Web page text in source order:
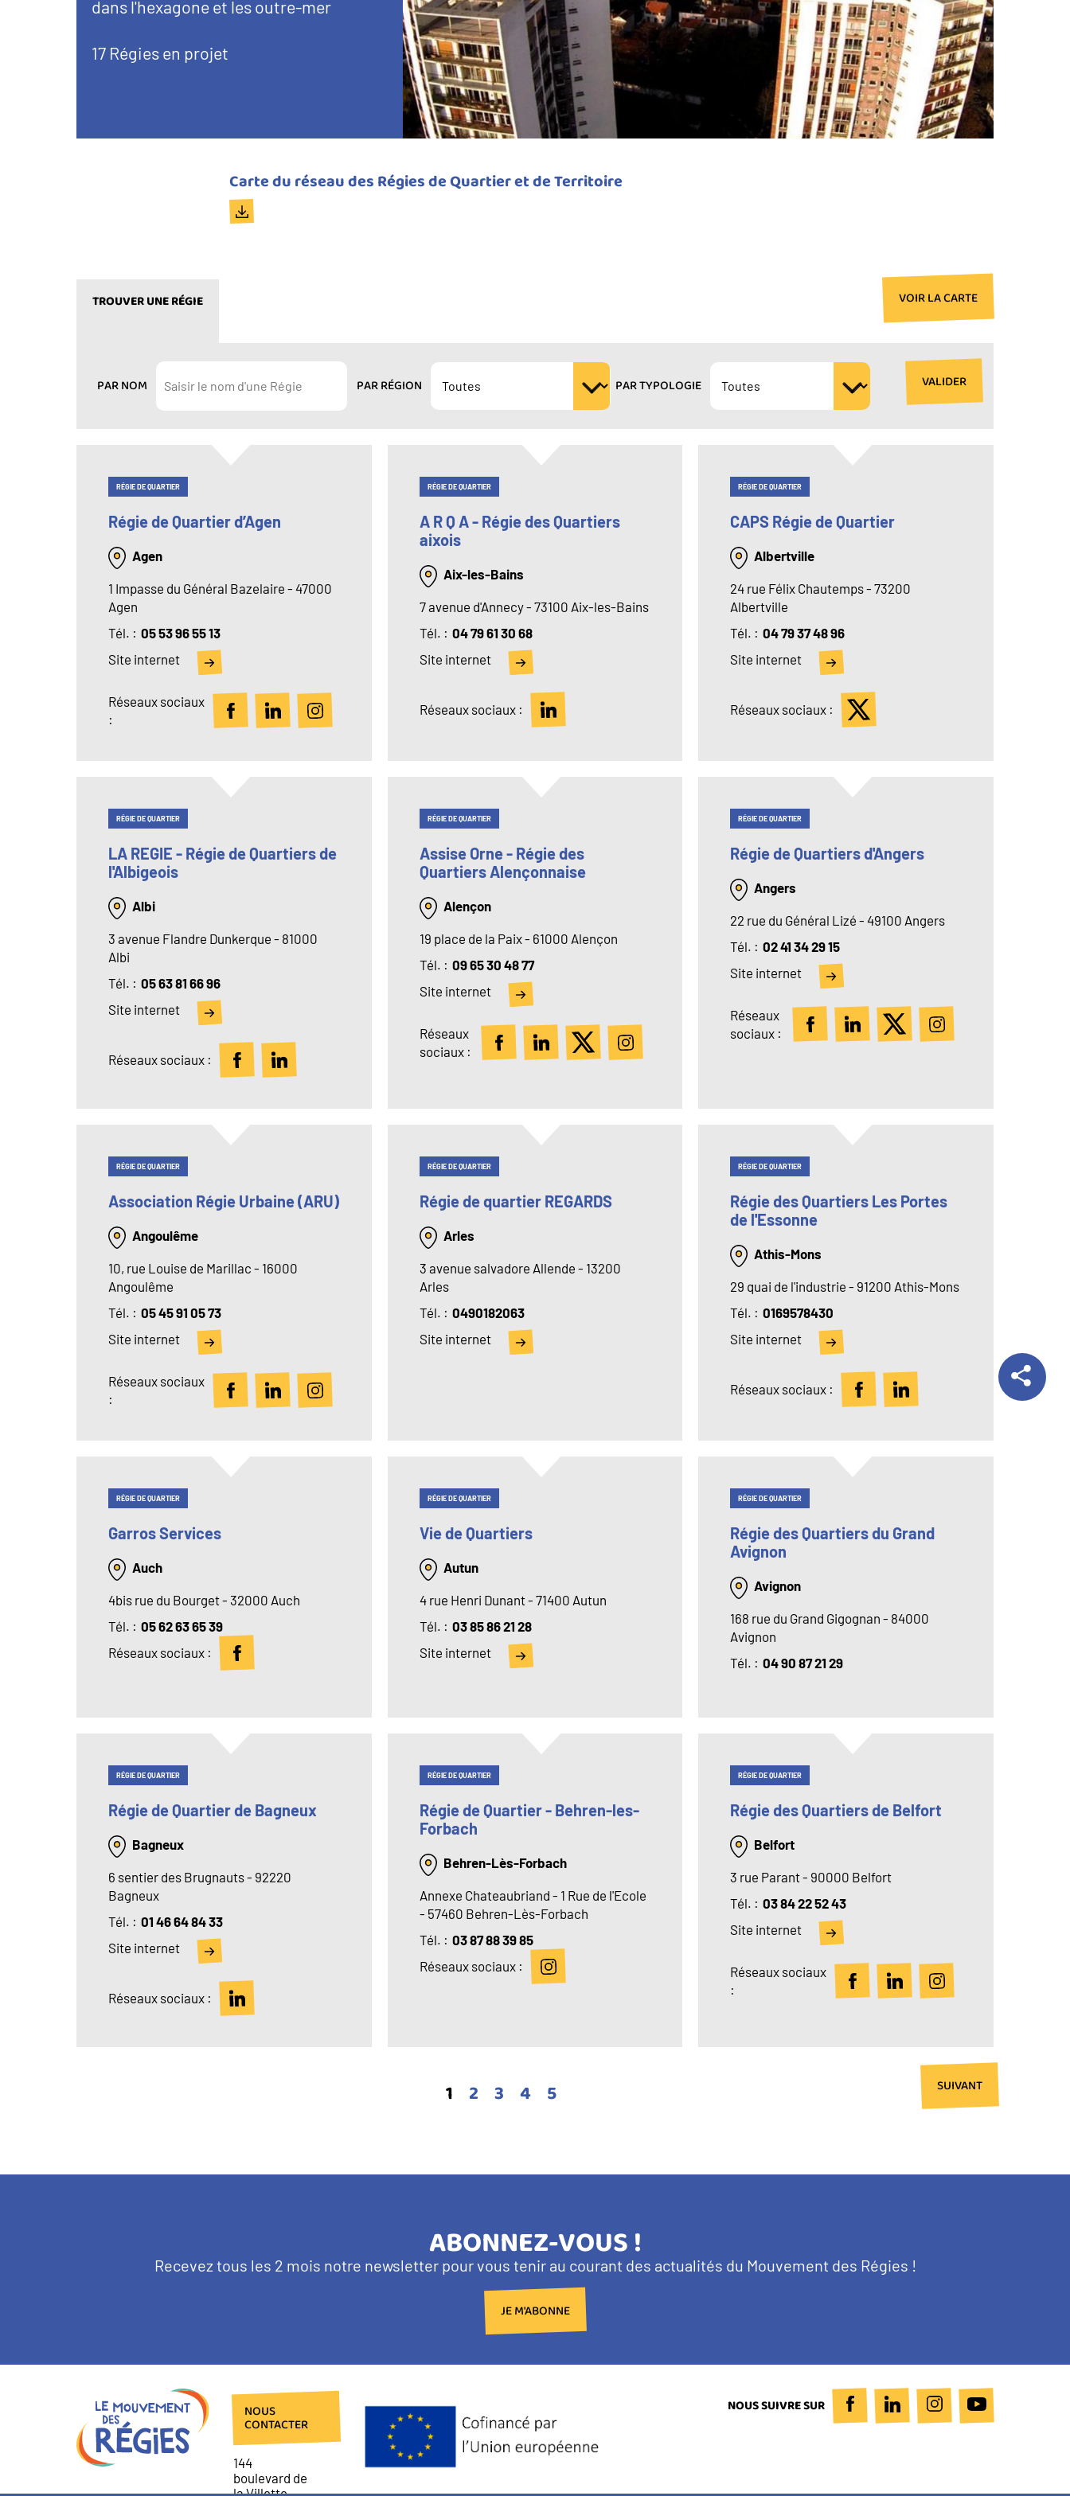
d’introduction
dans l'hexagone et les outre-mer
17 Régies en projet
Titre
du
document
Carte du réseau des Régies de Quartier et de Territoire
Document
TROUVER UNE RÉGIE VOIR LA CARTE
PAR NOM PAR RÉGION PAR TYPOLOGIE
RÉGIE DE QUARTIER
Régie de Quartier d’Agen
Agen
1 Impasse du Général Bazelaire - 47000
Agen
Tél
05 53 96 55 13
Site internet
Réseaux sociaux
:
RÉGIE DE QUARTIER
A R Q A - Régie des Quartiers
aixois
Aix-les-Bains
7 avenue d'Annecy - 73100 Aix-les-Bains
Tél
04 79 61 30 68
Site internet
Réseaux sociaux :
RÉGIE DE QUARTIER
CAPS Régie de Quartier
Albertville
24 rue Félix Chautemps - 73200
Albertville
Tél
04 79 37 48 96
Site internet
Réseaux sociaux :
RÉGIE DE QUARTIER
LA REGIE - Régie de Quartiers de
l'Albigeois
Albi
3 avenue Flandre Dunkerque - 81000
Albi
Tél
05 63 81 66 96
Site internet
Réseaux sociaux :
RÉGIE DE QUARTIER
Assise Orne - Régie des
Quartiers Alençonnaise
Alençon
19 place de la Paix - 61000 Alençon
Tél
09 65 30 48 77
Site internet
Réseaux
sociaux :
RÉGIE DE QUARTIER
Régie de Quartiers d'Angers
Angers
22 rue du Général Lizé - 49100 Angers
Tél
02 41 34 29 15
Site internet
Réseaux
sociaux :
RÉGIE DE QUARTIER
Association Régie Urbaine (ARU)
Angoulême
10, rue Louise de Marillac - 16000
Angoulême
Tél
05 45 91 05 73
Site internet
Réseaux sociaux
:
RÉGIE DE QUARTIER
Régie de quartier REGARDS
Arles
3 avenue salvadore Allende - 13200
Arles
Tél
0490182063
Site internet
RÉGIE DE QUARTIER
Régie des Quartiers Les Portes
de l'Essonne
Athis-Mons
29 quai de l'industrie - 91200 Athis-Mons
Tél
0169578430
Site internet
Réseaux sociaux :
RÉGIE DE QUARTIER
Garros Services
Auch
4bis rue du Bourget - 32000 Auch
Tél
05 62 63 65 39
Réseaux sociaux :
RÉGIE DE QUARTIER
Vie de Quartiers
Autun
4 rue Henri Dunant - 71400 Autun
Tél
03 85 86 21 28
Site internet
RÉGIE DE QUARTIER
Régie des Quartiers du Grand
Avignon
Avignon
168 rue du Grand Gigognan - 84000
Avignon
Tél
04 90 87 21 29
RÉGIE DE QUARTIER
Régie de Quartier de Bagneux
Bagneux
6 sentier des Brugnauts - 92220
Bagneux
Tél
01 46 64 84 33
Site internet
Réseaux sociaux :
RÉGIE DE QUARTIER
Régie de Quartier - Behren-les-
Forbach
Behren-Lès-Forbach
Annexe Chateaubriand - 1 Rue de l'Ecole
- 57460 Behren-Lès-Forbach
Tél
03 87 88 39 85
Réseaux sociaux :
RÉGIE DE QUARTIER
Régie des Quartiers de Belfort
Belfort
3 rue Parant - 90000 Belfort
Tél
03 84 22 52 43
Site internet
Réseaux sociaux
:
Page
1 Page
2 Page
3 Page
4 Page
5 PAGE
SUIVANT
TITRE
BANDEAU
NEWSLETTER
ABONNEZ-VOUS !
Texte
Recevez tous les 2 mois notre newsletter pour vous tenir au courant des actualités du Mouvement des Régies !
JE M'ABONNE
NOUS
CONTACTER
144
boulevard de
la Villette
Logo
Europe
NOUS SUIVRE SUR